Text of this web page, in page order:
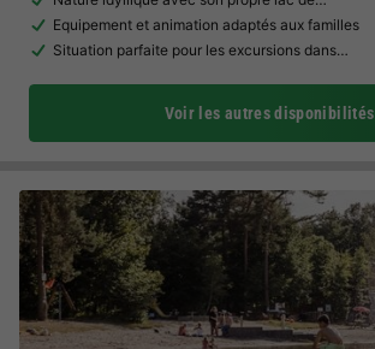
Equipement et animation adaptés aux familles
Situation parfaite pour les excursions dans…
Voir les autres disponibilités